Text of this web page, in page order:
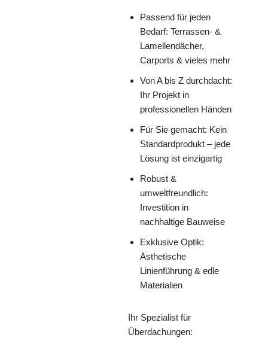
Passend für jeden
Bedarf: Terrassen- &
Lamellendächer,
Carports & vieles mehr
Von A bis Z durchdacht:
Ihr Projekt in
professionellen Händen
Für Sie gemacht: Kein
Standardprodukt – jede
Lösung ist einzigartig
Robust &
umweltfreundlich:
Investition in
nachhaltige Bauweise
Exklusive Optik:
Ästhetische
Linienführung & edle
Materialien
Ihr Spezialist für
Überdachungen: